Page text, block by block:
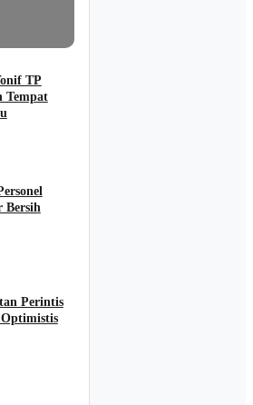
TP
Tempat
Bersih
Perintis